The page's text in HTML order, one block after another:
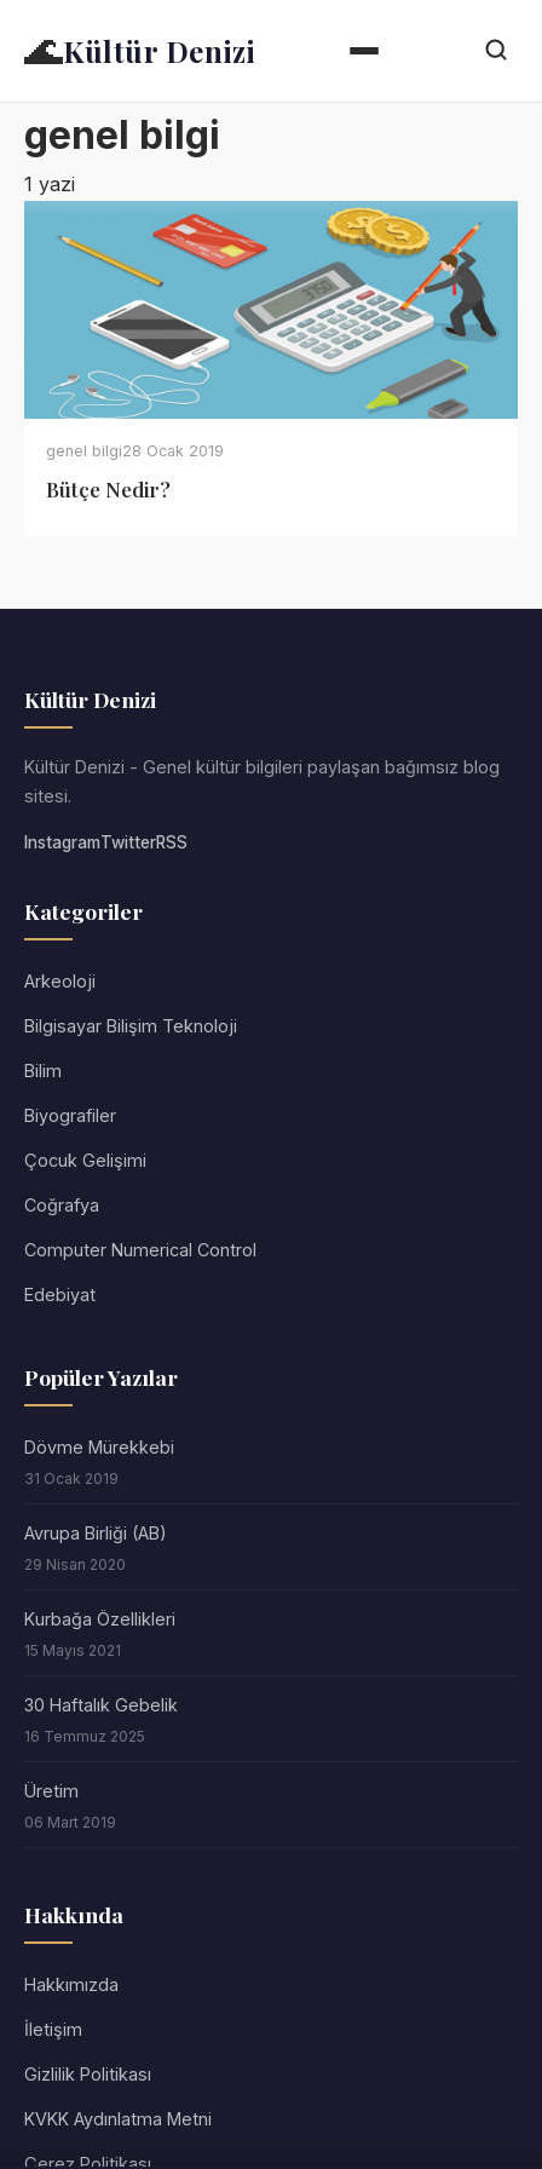
🌊Kültür Denizi
genel bilgi
1 yazi
genel bilgi28 Ocak 2019
Bütçe Nedir?
Kültür Denizi
Kültür Denizi - Genel kültür bilgileri paylaşan bağımsız blog
sitesi.
InstagramTwitterRSS
Kategoriler
Arkeoloji
Bilgisayar Bilişim Teknoloji
Bilim
Biyografiler
Çocuk Gelişimi
Coğrafya
Computer Numerical Control
Edebiyat
Popüler Yazılar
Dövme Mürekkebi
31 Ocak 2019
Avrupa Birliği (AB)
29 Nisan 2020
Kurbağa Özellikleri
15 Mayıs 2021
30 Haftalık Gebelik
16 Temmuz 2025
Üretim
06 Mart 2019
Hakkında
Hakkımızda
İletişim
Gizlilik Politikası
KVKK Aydınlatma Metni
Çerez Politikası